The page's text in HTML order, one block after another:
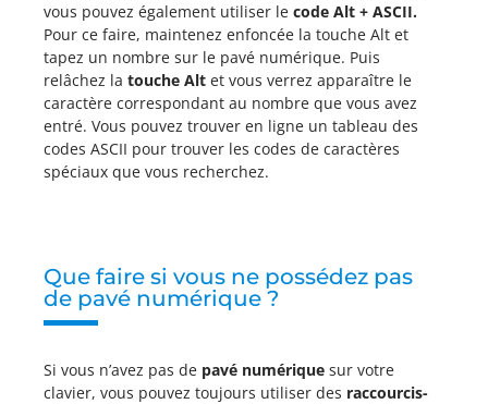
vous pouvez également utiliser le code Alt + ASCII.
Pour ce faire, maintenez enfoncée la touche Alt et
tapez un nombre sur le pavé numérique. Puis
relâchez la touche Alt et vous verrez apparaître le
caractère correspondant au nombre que vous avez
entré. Vous pouvez trouver en ligne un tableau des
codes ASCII pour trouver les codes de caractères
spéciaux que vous recherchez.
Que faire si vous ne possédez pas
de pavé numérique ?
Si vous n’avez pas de pavé numérique sur votre
clavier, vous pouvez toujours utiliser des raccourcis-